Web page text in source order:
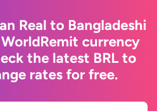
Real to Bangladeshi
currency
the latest BRL to
rates for free.